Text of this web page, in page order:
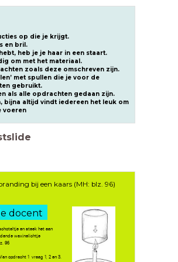
op die je krijgt.
en bril.
heb je je haar in een staart.
om met het materiaal.
zoals deze omschreven zijn.
met spullen die je voor de
gebruikt.
als alle opdrachten gedaan zijn.
bijna altijd vindt iedereen het leuk om
voeren
bij een kaars (MH: blz. 96)
en steek het aan
waxinelichtje
96
opdracht 1 vraag 1, 2 en 3.
docent